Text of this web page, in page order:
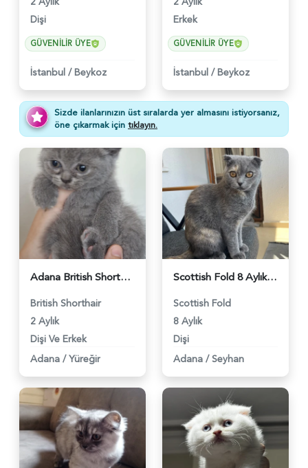
Dişi
GÜVENILIR ÜYE
İstanbul / Beykoz
Erkek
GÜVENILIR ÜYE
İstanbul / Beykoz
Sizde ilanlarınızın üst sıralarda yer almasını istiyorsanız,
öne çıkarmak için tıklayın.
Adana British Shorthair Yavrular - 5759
British Shorthair
2 Aylık
Dişi Ve Erkek
Adana / Yüreğir
Scottish Fold 8 Aylık Çok sevimli - 4822
Scottish Fold
8 Aylık
Dişi
Adana / Seyhan